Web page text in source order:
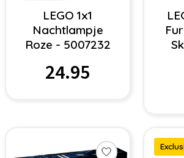
LEGO 1x1
Nachtlampje
Roze - 5007232
24.95